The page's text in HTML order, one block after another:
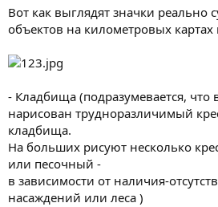
Вот как выглядят значки реально
объектов на километровых картах
- Кладбища (подразумевается, что
нарисован трудноразличимый
кладбища.
На больших рисуют несколько
или песочный -
в зависимости от наличия-
насаждений или леса )